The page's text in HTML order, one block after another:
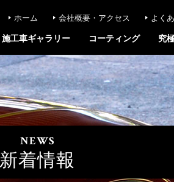
ホーム 会社概要・アクセス よく
施工車ギャラリー コーティング 究
NEWS
新着情報